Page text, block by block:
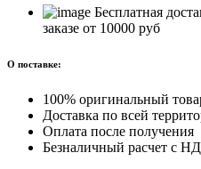
Бесплатная
заказе от 10000 руб
О поставке:
100% оригинальный
Доставка по всей
Оплата после получения
Безналичный расчет с